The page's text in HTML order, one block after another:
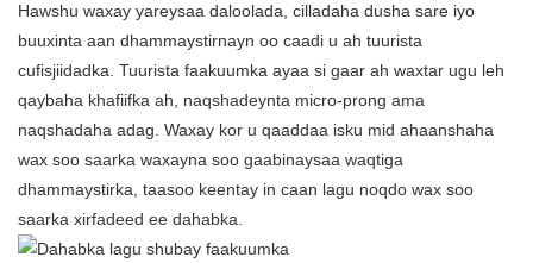
Hawshu waxay yareysaa daloolada, cilladaha dusha sare iyo
buuxinta aan dhammaystirnayn oo caadi u ah tuurista
cufisjiidadka. Tuurista faakuumka ayaa si gaar ah waxtar ugu leh
qaybaha khafiifka ah, naqshadeynta micro-prong ama
naqshadaha adag. Waxay kor u qaaddaa isku mid ahaanshaha
wax soo saarka waxayna soo gaabinaysaa waqtiga
dhammaystirka, taasoo keentay in caan lagu noqdo wax soo
saarka xirfadeed ee dahabka.